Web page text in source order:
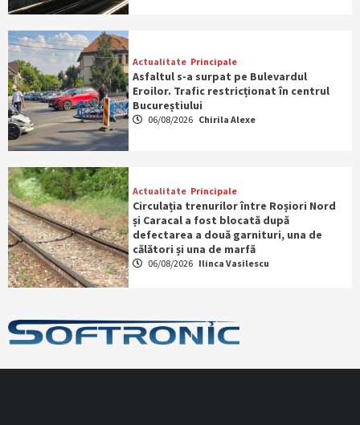
Actualitate Principale
Asfaltul s-a surpat pe Bulevardul
Eroilor. Trafic restricționat în centrul
Bucureștiului
06/08/2026 Chirila Alexe
Actualitate Principale
Circulația trenurilor între Roșiori Nord
și Caracal a fost blocată după
defectarea a două garnituri, una de
călători și una de marfă
06/08/2026 Ilinca Vasilescu